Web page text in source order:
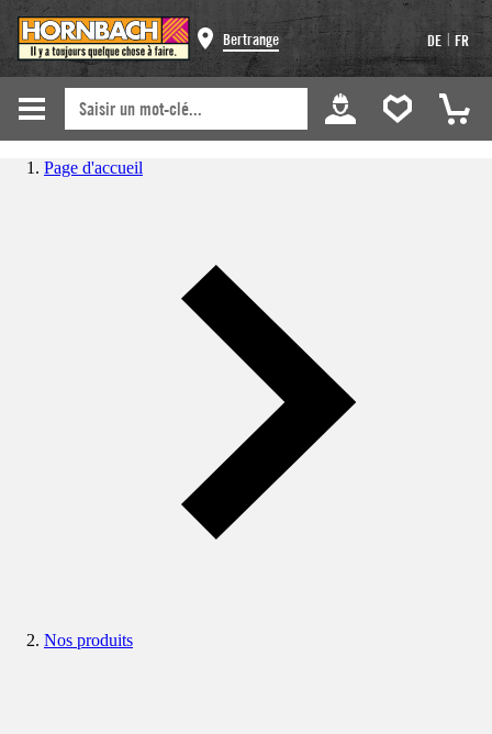
Bertrange DE | FR
Page d'accueil
Nos produits